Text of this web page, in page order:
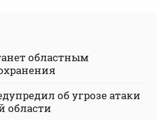
областным
об угрозе атаки
области